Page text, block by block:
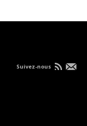
Suivez-nous